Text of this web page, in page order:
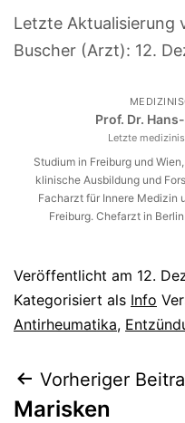
Letzte Aktualisierung
Buscher (Arzt): 12.
Prof. Dr.
Letzte
Studium in Freiburg und
klinische Ausbildung und
Facharzt für Innere Medizin
Freiburg. Chefarzt in
Veröffentlicht am 12.
Kategorisiert als Info
Antirheumatika,
Vorheriger
Marisken